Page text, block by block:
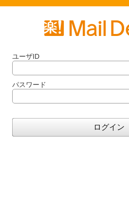
ユーザID
パスワード
ログイン